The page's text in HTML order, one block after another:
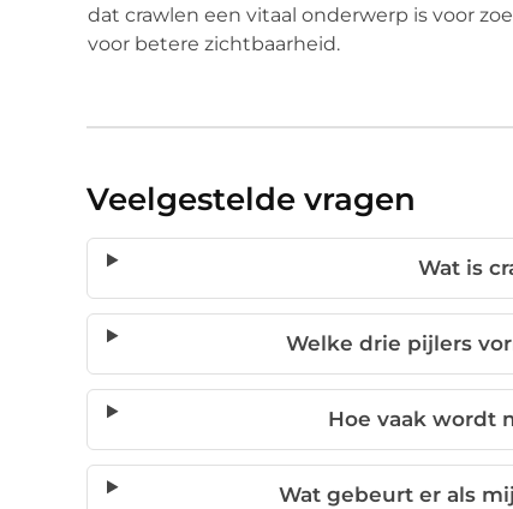
dat crawlen een vitaal onderwerp is voor
voor betere zichtbaarheid.
Veelgestelde vragen
Wat is
Welke drie pijlers
Hoe vaak wordt
Wat gebeurt er als